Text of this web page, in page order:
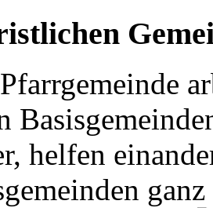
helfen